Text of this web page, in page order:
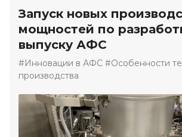
Запуск новых
мощностей по
выпуску АФС
#Инновации в АФС #Особенности
производства